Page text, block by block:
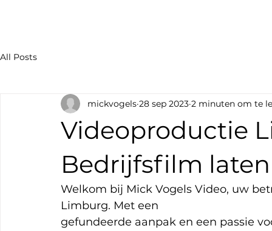
All Posts
Videoproductie
Bedrijfsfilm
mickvogels 28 sep 2023 2 minuten om te
Welkom bij Mick Vogels Video, uw
Limburg. Met een
gefundeerde aanpak en een passie